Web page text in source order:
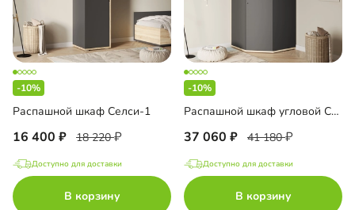
-10%
Распашной шкаф Селси-1
16 400 18 220
Доступно для доставки
В корзину
-10%
Распашной шкаф угловой Селси-1000
37 060 41 180
Доступно для доставки
В корзину